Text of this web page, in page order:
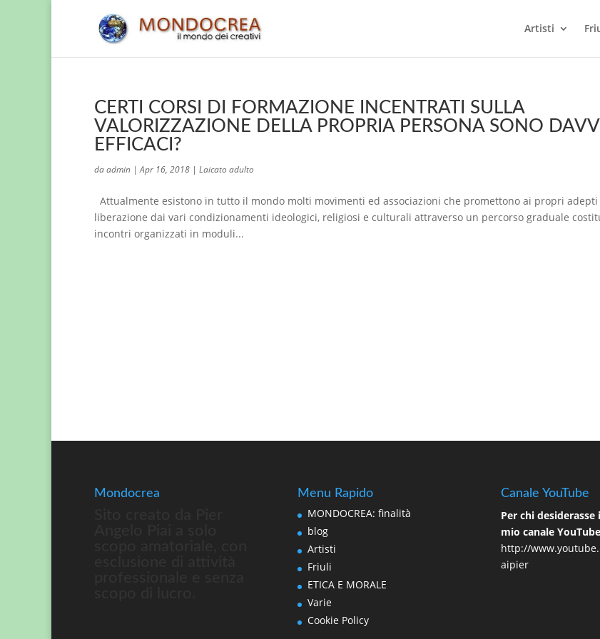
Artisti
CERTI CORSI DI FORMAZIONE INCENTRATI SULLA
VALORIZZAZIONE DELLA PROPRIA PERSONA SONO
EFFICACI?
daadmin |Apr 16, 2018 | Laicato adulto
Attualmente esistono in tutto il mondo molti movimenti ed associazioni che promettono ai propri adepti
liberazione dai vari condizionamenti ideologici, religiosi e culturali attraverso un percorso graduale
incontri organizzati in moduli...
Mondocrea Menu Rapido
MONDOCREA: finalità
blog
Artisti
Friuli
ETICA E MORALE
Varie
Cookie Policy
Canale YouTube
Per chi desiderasse
mio canale
http://
aipier